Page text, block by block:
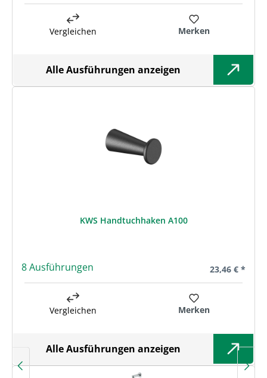
Vergleichen Merken
Alle Ausführungen anzeigen
KWS Handtuchhaken A100
8 Ausführungen Regulärer
23,46 € *
Vergleichen Merken
Alle Ausführungen anzeigen